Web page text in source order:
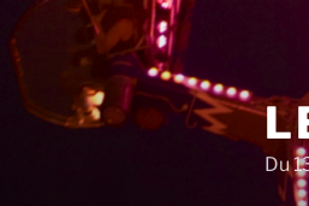
au
contenu
principal
Du